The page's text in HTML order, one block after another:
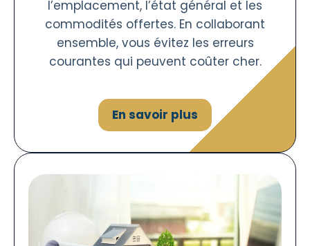
l’emplacement, l’état général et les
commodités offertes. En collaborant
ensemble, vous évitez les erreurs
courantes qui peuvent coûter cher.
En savoir plus